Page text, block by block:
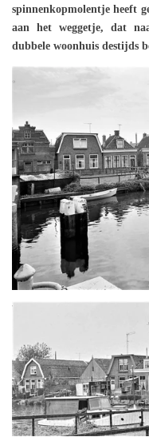
spinnenkopmolentje heeft
aan het weggetje, dat
dubbele woonhuis destijds